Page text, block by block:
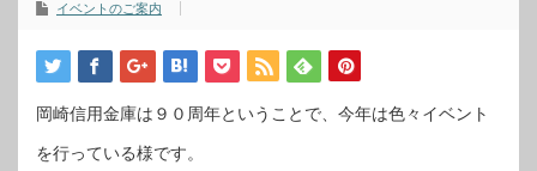
イベントのご案内
岡崎信用金庫は９０周年ということで、今年は色々イベント
を行っている様です。